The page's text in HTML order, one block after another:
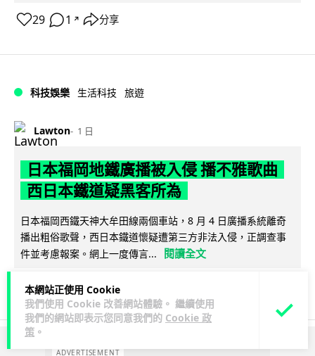
本網站正使用 Cookie
我們使用 Cookie 改善網站體驗。 繼續使用
我們的網站即表示您同意我們的 Cookie 政
策 。
29 1 ↗ 分享
科技娛樂 生活科技 旅遊
Lawton 1 日
日本福岡地鐵廣播被入侵 播不雅歌曲
西日本鐵道疑黑客所為
日本福岡西鐵天神大牟田線兩個車站，8 月 4 日廣播系統離奇
播出粗俗歌聲，西日本鐵道懷疑遭第三方非法入侵，正調查事
件並考慮報案。網上一度傳言...
閱讀全文
40 2↗ 分享
ADVERTISEMENT